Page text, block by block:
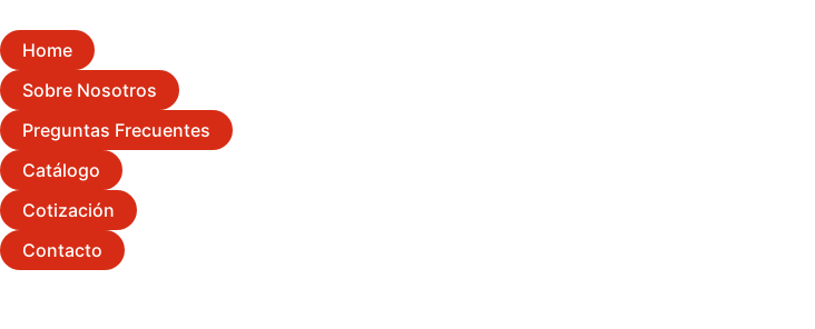
Home
Sobre Nosotros
Preguntas Frecuentes
Catálogo
Cotización
Contacto